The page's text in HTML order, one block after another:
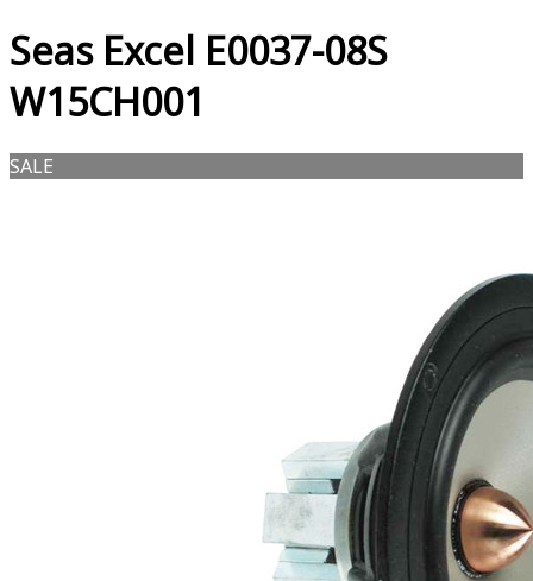
Seas Excel E0037-08S
W15CH001
SALE